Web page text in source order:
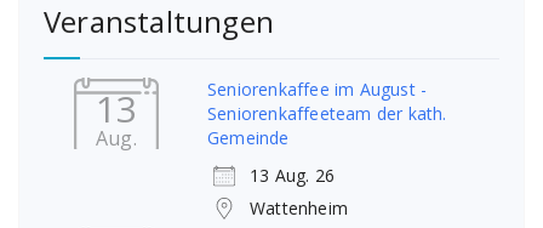
Veranstaltungen
13
Aug.
Seniorenkaffee im August -
Seniorenkaffeeteam der kath.
Gemeinde
13 Aug. 26
Wattenheim